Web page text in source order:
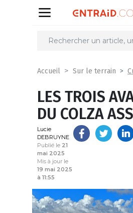
Partager
Accueil Sur le terrain
LES TROIS
DU COLZA
Lucie
DEBRUYNE
Publié le 21
mai 2025
Mis à jour le
19 mai 2025
à 11:55